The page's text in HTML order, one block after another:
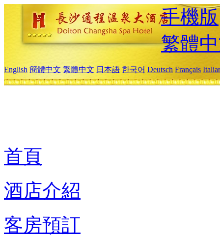
手機版
繁體
English 簡體中文 繁體中文 日本語 한국어 Deutsch Français
首頁
酒店介紹
客房預訂